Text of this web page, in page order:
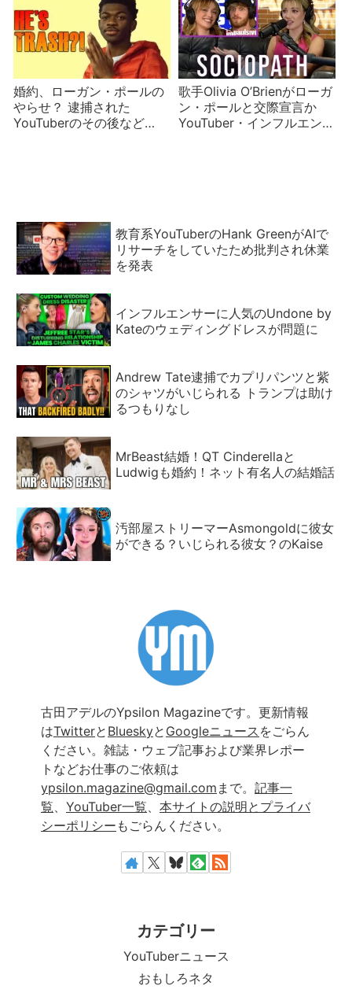
婚約、ローガン・ポールの
やらせ？ 逮捕された
YouTuberのその後など
歌手Olivia O’Brienがローガ
ン・ポールと交際宣言か
YouTuber・インフルエンサ
教育系YouTuberのHank GreenがAIで
リサーチをしていたため批判され休業
を発表
インフルエンサーに人気のUndone by
Kateのウェディングドレスが問題に
Andrew Tate逮捕でカプリパンツと紫
のシャツがいじられる トランプは助け
るつもりなし
MrBeast結婚！QT Cinderellaと
Ludwigも婚約！ネット有名人の結婚話
汚部屋ストリーマーAsmongoldに彼女
ができる？いじられる彼女？のKaise
古田アデルのYpsilon Magazineです。更新情報
はTwitterと Blueskyと Googleニュース をごらん
ください。雑誌・ウェブ記事および業界レポー
トなどお仕事のご依頼は
ypsilon.magazine@gmail.com まで。 記事一
覧、 YouTuber一覧、 本サイトの説明とプライバ
シーポリシー もごらんください。
カテゴリー
YouTuberニュース
おもしろネタ